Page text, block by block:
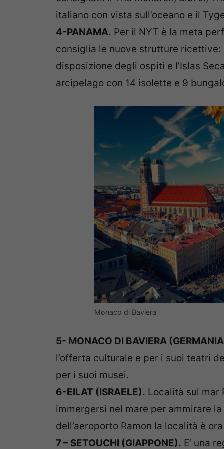
italiano con vista sull’oceano e il
4-PANAMA. Per il NYT è la meta
consiglia le nuove strutture
disposizione degli ospiti e l’Islas
arcipelago con 14 isolette e 9
Monaco di Baviera
5- MONACO DI BAVIERA
l’offerta culturale e per i suoi teatri
per i suoi musei.
6-EILAT (ISRAELE). Località sul mar
immergersi nel mare per ammirare
dell’aeroporto Ramon la località è
7 – SETOUCHI (GIAPPONE). E’ una